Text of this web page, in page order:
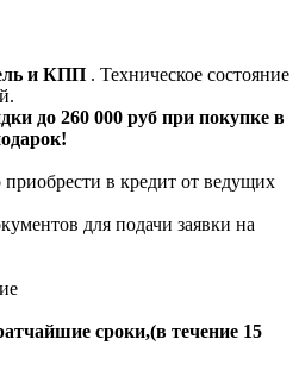
и КПП . Техническое состояние
до 260 000 руб при покупке в
в кредит от ведущих
для подачи заявки на
сроки,(в течение 15